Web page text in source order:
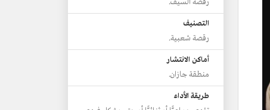
رقصة السيف.
التصنيف
رقصة شعبية.
أماكن الانتشار
منطقة جازان.
طريقة الأداء